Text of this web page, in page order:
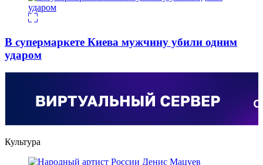
В супермаркете Киева мужчину убили одним
ударом
Культура